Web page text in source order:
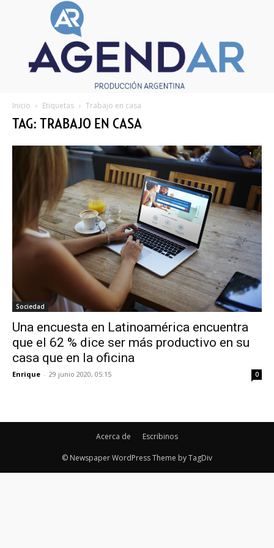
Inicio Etiquetas Trabajo en casa
TAG: TRABAJO EN CASA
Sociedad
Una encuesta en Latinoamérica encuentra
que el 62 % dice ser más productivo en su
casa que en la oficina
Enrique - 29 junio 2020, 05:15 0
Acerca de Escribinos
© Newspaper WordPress Theme by TagDiv